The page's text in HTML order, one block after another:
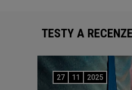
TESTY A
27 11 2025